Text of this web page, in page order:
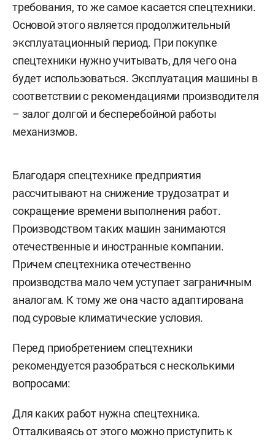
требования, то же самое касается спецтехники.
Основой этого является продолжительный
эксплуатационный период. При покупке
спецтехники нужно учитывать, для чего она
будет использоваться. Эксплуатация машины в
соответствии с рекомендациями производителя
– залог долгой и бесперебойной работы
механизмов.
Благодаря спецтехнике предприятия
рассчитывают на снижение трудозатрат и
сокращение времени выполнения работ.
Производством таких машин занимаются
отечественные и иностранные компании.
Причем спецтехника отечественно
производства мало чем уступает заграничным
аналогам. К тому же она часто адаптирована
под суровые климатические условия.
Перед приобретением спецтехники
рекомендуется разобраться с несколькими
вопросами:
Для каких работ нужна спецтехника.
Отталкиваясь от этого можно приступить к